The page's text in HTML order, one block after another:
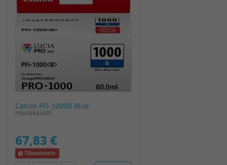
Canon PFI-1000B Blue
mustekasetti
67,83 €
Tilaustuote